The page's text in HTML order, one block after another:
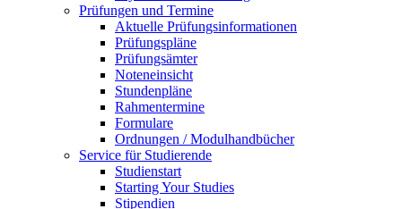
Prüfungen und Termine
Aktuelle Prüfungsinformationen
Prüfungspläne
Prüfungsämter
Noteneinsicht
Stundenpläne
Rahmentermine
Formulare
Ordnungen / Modulhandbücher
Service für Studierende
Studienstart
Starting Your Studies
Stipendien